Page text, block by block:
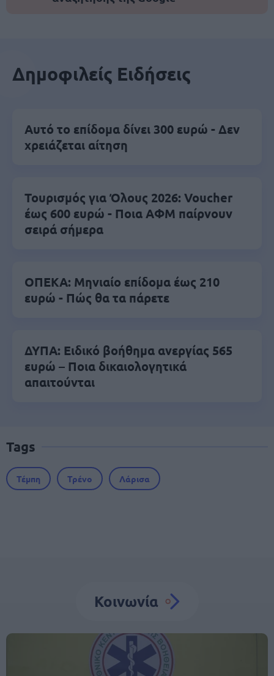
Δημοφιλείς Ειδήσεις
Αυτό το επίδομα δίνει 300 ευρώ - Δεν
χρειάζεται αίτηση
Τουρισμός για Όλους 2026: Voucher
έως 600 ευρώ - Ποια ΑΦΜ παίρνουν
σειρά σήμερα
ΟΠΕΚΑ: Μηνιαίο επίδομα έως 210
ευρώ - Πώς θα τα πάρετε
ΔΥΠΑ: Ειδικό βοήθημα ανεργίας 565
ευρώ – Ποια δικαιολογητικά
απαιτούνται
Tags
Τέμπη Τρένο Λάρισα
Κοινωνία